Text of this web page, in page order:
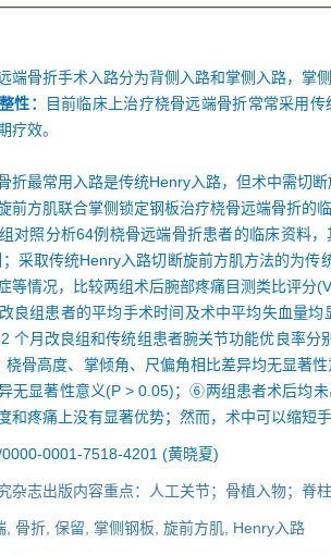
端骨折手术入路分为背侧入路和掌侧入路，掌
性：
目前临床上治疗桡骨远端骨折常常采用
疗效。
折最常用入路是传统Henry入路，但术中需切
前方肌联合掌侧锁定钢板治疗桡骨远端骨折的
对照分析64例桡骨远端骨折患者的临床资料
采取传统Henry入路切断旋前方肌方法的为
等情况，比较两组术后腕部疼痛目测类比评分
良组患者的平均手术时间及术中平均失血量
个月改良组和传统组患者腕关节功能优良率
桡骨高度、掌倾角、尺偏角相比差异均无显著
无显著性意义(P > 0.05)；⑥两组患者术后均
和疼痛上没有显著优势；然而，术中可以缩短
0001-7518-4201 (黄晓夏)
杂志出版内容重点：人工关节；骨植入物；脊
, 骨折, 保留, 掌侧钢板, 旋前方肌, Henry入路